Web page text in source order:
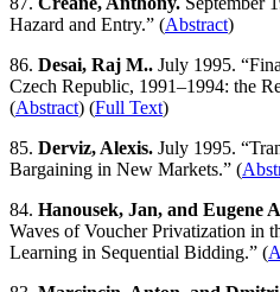
Hazard and Entry.” (Abstract)
86. Desai, Raj M.. July 1995.
Czech Republic, 1991–1994: the
(Abstract) (Full Text)
85. Derviz, Alexis. July 1995.
Bargaining in New Markets.” (
84. Hanousek, Jan, and Eugene
Waves of Voucher Privatization in
Learning in Sequential Bidding.” (